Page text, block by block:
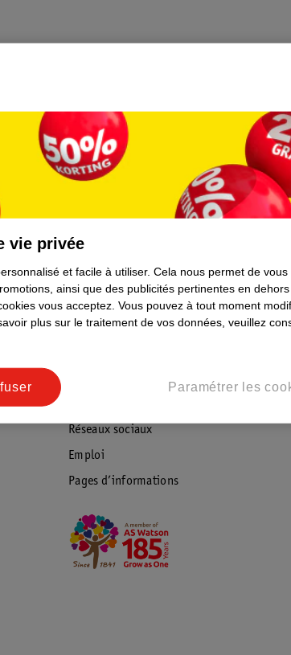
Tout sur Kruidvat
À propos de Kruidvat
Presse
Coordonnées de l’entreprise
Réseaux sociaux
Emploi
Pages d’informations
vie privée
et facile à utiliser. Cela nous permet de vous
ainsi que des publicités pertinentes en
vous acceptez. Vous pouvez à tout moment
plus sur le traitement de vos données, veuillez
Paramétrer les